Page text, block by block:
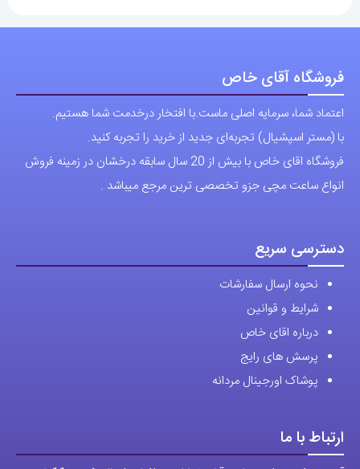
فروشگاه آقای خاص
اعتماد شما، سرمایه اصلی ماست.با افتخار درخدمت شما هستیم.
با (مستر اسپشیال) تجربه‌ای جدید از خرید را تجربه کنید.
فروشگاه اقای خاص با بیش از 20 سال سابقه درخشان در زمینه فروش
انواع ساعت مچی جزو تخصصی ترین مرجع میباشد .
دسترسی سریع
نحوه ارسال سفارشات
شرایط و قوانین
درباره اقای خاص
پرسش های رایج
پوشاک اورجینال مردانه
ارتباط با ما